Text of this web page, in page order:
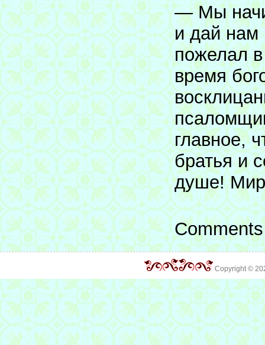
— Мы
и дай нам
пожелал
время
главное,
братья и
душе!
Copyright ©